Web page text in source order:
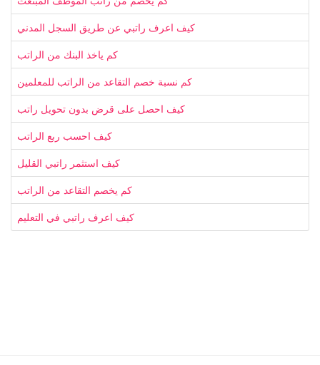
كيف اعرف راتبي عن طريق السجل المدني
كم ياخذ البنك من الراتب
كم نسبة خصم التقاعد من الراتب للمعلمين
كيف احصل على قرض بدون تحويل راتب
كيف احسب ربع الراتب
كيف استثمر راتبي القليل
كم يخصم التقاعد من الراتب
كيف اعرف راتبي في التعليم